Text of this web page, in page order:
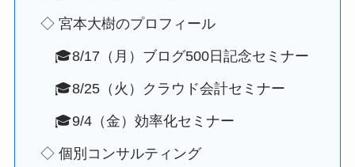
◇ 宮本大樹のプロフィール
🎓8/17（月）ブログ500日記念セミナー
🎓8/25（火）クラウド会計セミナー
🎓9/4（金）効率化セミナー
◇ 個別コンサルティング